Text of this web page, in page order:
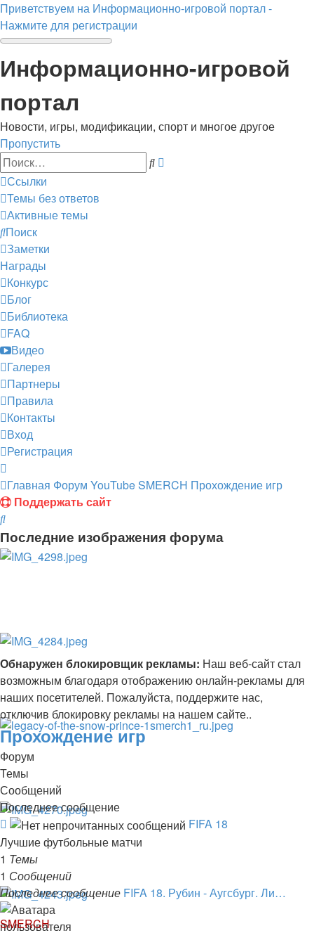
Приветствуем на Информационно-игровой портал -
Нажмите для регистрации
Информационно-игровой
портал
Новости, игры, модификации, спорт и многое другое
Пропустить
Поиск
Ссылки
Темы без ответов
Активные темы
Поиск
Заметки
Награды
Конкурс
Блог
Библиотека
FAQ
Видео
Галерея
Партнеры
Правила
Контакты
Вход
Регистрация
Главная Форум YouTube SMERCH Прохождение игр
Поддержать сайт
Поиск
Последние изображения форума
Обнаружен блокировщик рекламы: Наш веб-сайт стал
возможным благодаря отображению онлайн-рекламы для
наших посетителей. Пожалуйста, поддержите нас,
отключив блокировку рекламы на нашем сайте..
Прохождение игр
Форум
Темы
Сообщений
Последнее сообщение
Канал
-
FIFA
18
FIFA 18
Лучшие футбольные матчи
1 Темы
1 Сообщений
Последнее сообщение FIFA 18. Рубин - Аугсбург. Ли…
SMERCH